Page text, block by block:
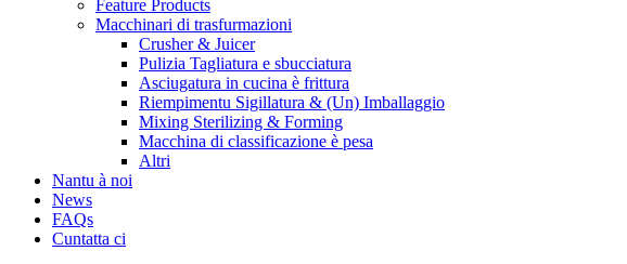
Feature Products
Macchinari di trasfurmazioni
Crusher & Juicer
Pulizia Tagliatura e sbucciatura
Asciugatura in cucina è frittura
Riempimentu Sigillatura & (Un) Imballaggio
Mixing Sterilizing & Forming
Macchina di classificazione è pesa
Altri
Nantu à noi
News
FAQs
Cuntatta ci